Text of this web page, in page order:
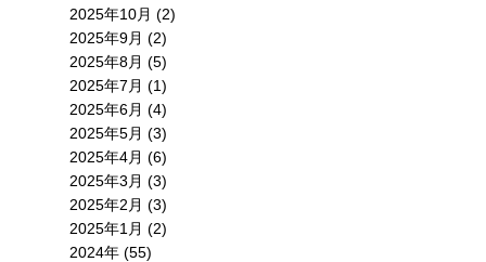
2025年10月 (2)
2025年9月 (2)
2025年8月 (5)
2025年7月 (1)
2025年6月 (4)
2025年5月 (3)
2025年4月 (6)
2025年3月 (3)
2025年2月 (3)
2025年1月 (2)
2024年 (55)